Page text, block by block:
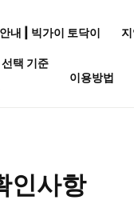
내 | 빅가이 토닥이
택 기준
이용방법
인사항